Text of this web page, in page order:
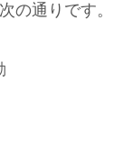
の通りです。